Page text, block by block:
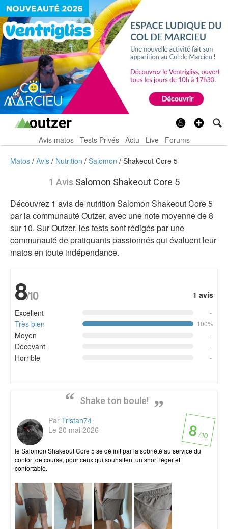
Avis matos Tests Privés Actu Live Forums
Matos Avis Nutrition Salomon Shakeout Core 5
1 Avis Salomon Shakeout Core 5
Découvrez 1 avis de nutrition Salomon Shakeout Core 5
par la communauté Outzer, avec une note moyenne de 8
sur 10. Sur Outzer, les tests sont rédigés par une
communauté de pratiquants passionnés qui évaluent leur
matos en toute indépendance.
1 avis
8/10
Excellent -
Très bien 100%
Moyen -
Décevant -
Horrible -
Shake ton boule!
8/ 10
Par Tristan74
Le 20 mai 2026
le Salomon Shakeout Core 5 se définit par la sobriété au service du
confort de course, pour ceux qui souhaitent un short léger et
confortable.